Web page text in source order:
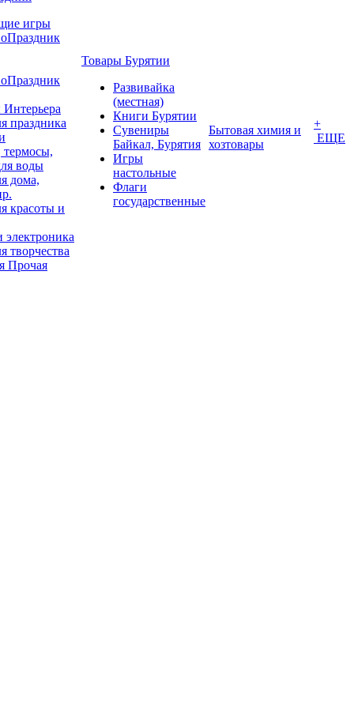
игры
праздника
воды
дома,
красоты и
творчества
Прочая
Товары Бурятии
Развивайка
(местная)
Книги Бурятии
Сувениры
Байкал, Бурятия
Игры
настольные
Флаги
государственные
Бытовая химия и
хозтовары
+
ЕЩЕ